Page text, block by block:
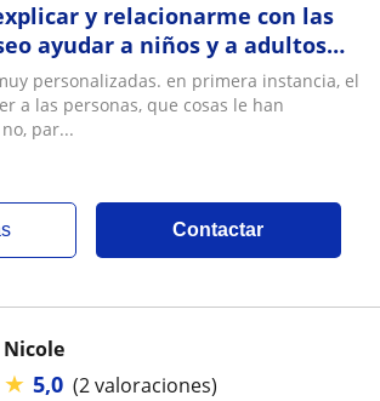
y relacionarme con las
ayudar a niños y a adultos
de relajación, entegarles her
personalizadas. en primera instancia, el
a las personas, que cosas le han
par...
Contactar
Nicole
★ 5,0 (2 valoraciones)